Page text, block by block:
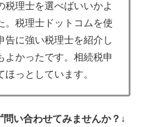
税理士を選べばいいかよ
。税理士ドットコムを使
告に強い税理士を紹介し
よかったです。相続税申
っとしています。
い合わせてみませんか？↓